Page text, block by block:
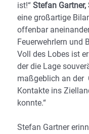
ist!“ Stefan
eine großartige
offenbar
Feuerwehrlern und
Voll des Lobes ist
der die Lage
maßgeblich an der
Kontakte ins
konnte.“
Stefan Gartner